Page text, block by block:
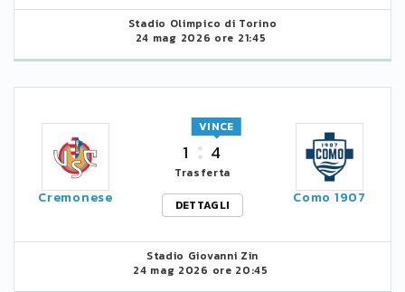
Stadio Olimpico di Torino
24 mag 2026 ore 21:45
Cremonese
1 4
VINCE
Trasferta
DETTAGLI
Como 1907
Stadio Giovanni Zin
24 mag 2026 ore 20:45